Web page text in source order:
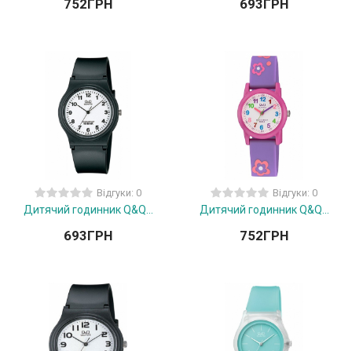
752 ГРН 693 ГРН
Відгуки: 0
Дитячий годинник Q&Q...
693ГРН
Відгуки: 0
Дитячий годинник Q&Q...
752ГРН